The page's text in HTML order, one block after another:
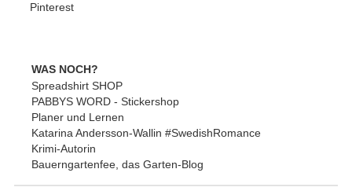
Pinterest
WAS NOCH?
Spreadshirt SHOP
PABBYS WORD - Stickershop
Planer und Lernen
Katarina Andersson-Wallin #SwedishRomance
Krimi-Autorin
Bauerngartenfee, das Garten-Blog